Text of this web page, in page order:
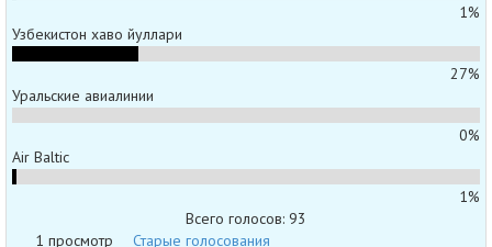
1%
Узбекистон хаво йуллари
27%
Уральские авиалинии
0%
Air Baltic
1%
Всего голосов: 93
1 просмотр
Старые голосования